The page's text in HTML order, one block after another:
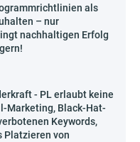
als
– nur
nachhaltigen Erfolg
- PL erlaubt keine
Marketing, Black-Hat-
Keywords,
Platzieren von